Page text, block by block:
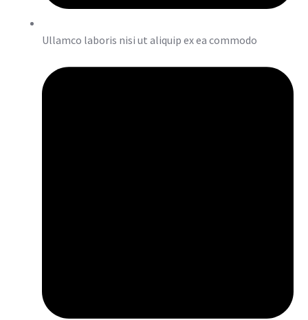
Ullamco laboris nisi ut aliquip ex ea commodo